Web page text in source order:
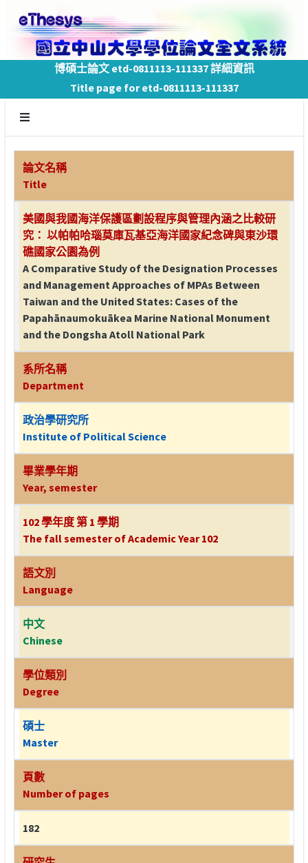
博碩士論文 etd-0811113-111337 詳細資訊
Title page for etd-0811113-111337
論文名稱
Title
美國與我國海洋保護區劃設程序與管理內涵之比較研
究： 以帕帕哈瑙莫庫瓦基亞海洋國家紀念碑與東沙環
礁國家公園為例
A Comparative Study of the Designation Processes
and Management Approaches of MPAs Between
Taiwan and the United States: Cases of the
Papahānaumokuākea Marine National Monument
and the Dongsha Atoll National Park
系所名稱
Department
政治學研究所
Institute of Political Science
畢業學年期
Year, semester
102 學年度 第 1 學期
The fall semester of Academic Year 102
語文別
Language
中文
Chinese
學位類別
Degree
碩士
Master
頁數
Number of pages
182